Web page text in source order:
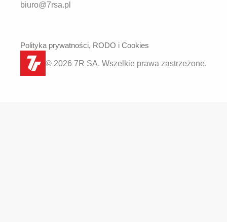
biuro@7rsa.pl
© 2026 7R SA. Wszelkie prawa zastrzeżone.
Polityka prywatności, RODO i Cookies